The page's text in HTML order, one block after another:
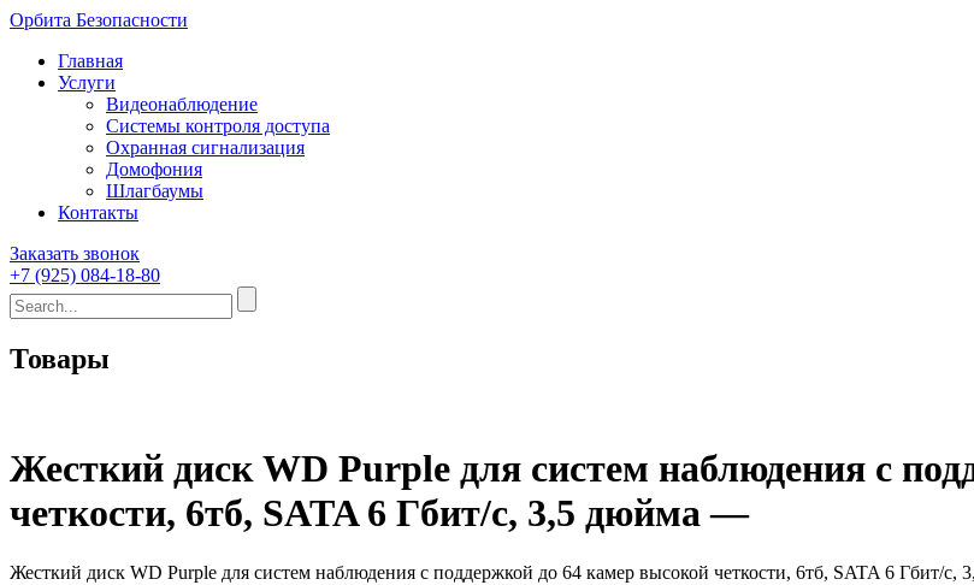
Орбита Безопасности
Главная
Услуги
Видеонаблюдение
Системы контроля доступа
Охранная сигнализация
Домофония
Шлагбаумы
Контакты
Заказать звонок
+7 (925) 084-18-80
Товары
Жесткий диск WD Purple для систем наблюдения с
четкости, 6тб, SATA 6 Гбит/с, 3,5 дюйма —
Жесткий диск WD Purple для систем наблюдения с поддержкой до 64 камер высокой четкости, 6тб, SATA 6 Гбит/с,